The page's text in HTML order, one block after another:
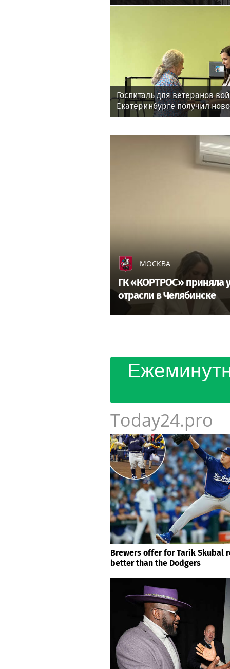
Госпиталь для ветеранов
Екатеринбурге получил
для реабилитации
МОСКВА
ГК «КОРТРОС» приняла
отрасли в Челябинске
Today24.pro
Brewers offer for Tarik Skubal
better than the Dodgers